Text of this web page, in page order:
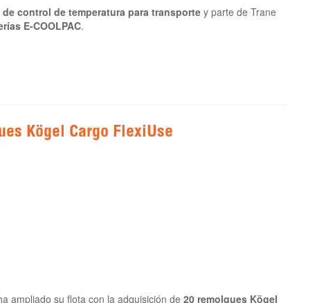
control de temperatura para transporte y parte de Trane
E-COOLPAC.
Kögel Cargo FlexiUse
ampliado su flota con la adquisición de 20 remolques Kögel